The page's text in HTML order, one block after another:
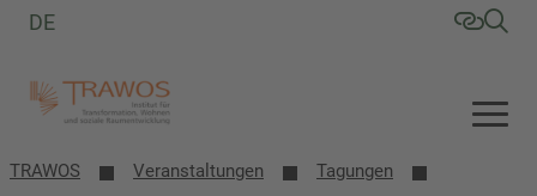
DE
TRAWOS Veranstaltungen
Tagungen